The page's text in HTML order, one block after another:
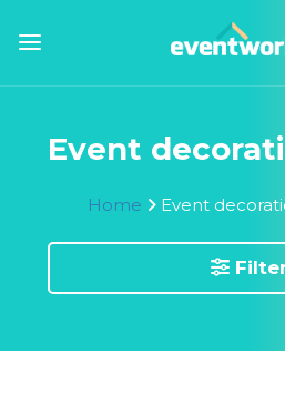
Event
Home Event